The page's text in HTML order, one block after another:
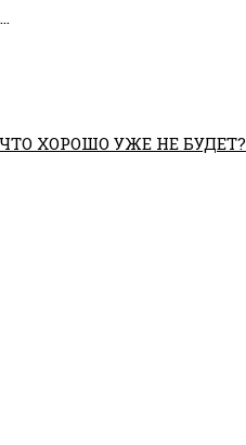
ХОРОШО УЖЕ НЕ БУДЕТ?